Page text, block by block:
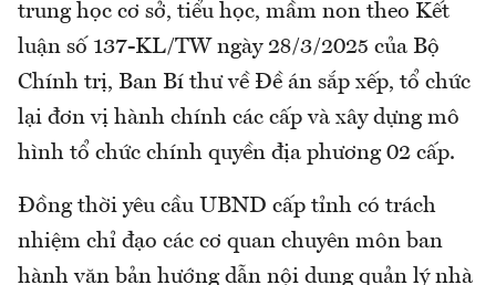
trung học cơ sở, tiểu học, mầm non theo Kết
luận số 137-KL/TW ngày 28/3/2025 của Bộ
Chính trị, Ban Bí thư về Đề án sắp xếp, tổ chức
lại đơn vị hành chính các cấp và xây dựng mô
hình tổ chức chính quyền địa phương 02 cấp.
Đồng thời yêu cầu UBND cấp tỉnh có trách
nhiệm chỉ đạo các cơ quan chuyên môn ban
hành văn bản hướng dẫn nội dung quản lý nhà